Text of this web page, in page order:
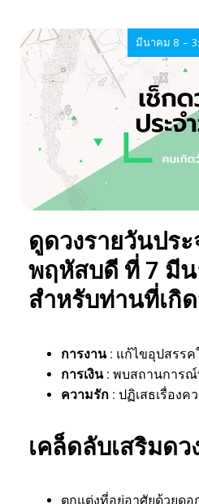
มีนาคม 8 -
ดูดวงรายวันปร
พฤหัสบดี ที่ 7 มี
สำหรับท่านที่เกิ
การงาน: แก้ไขอุปสรรค
การเงิน: พบสถานการณ์
ความรัก : ปฏิเสธเรื่อง
เคล็ดลับเสริมด
ตกแต่งที่อยู่อาศัยด้วยด